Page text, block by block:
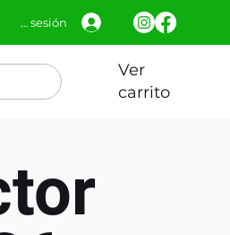
Ver
carrito
sesión